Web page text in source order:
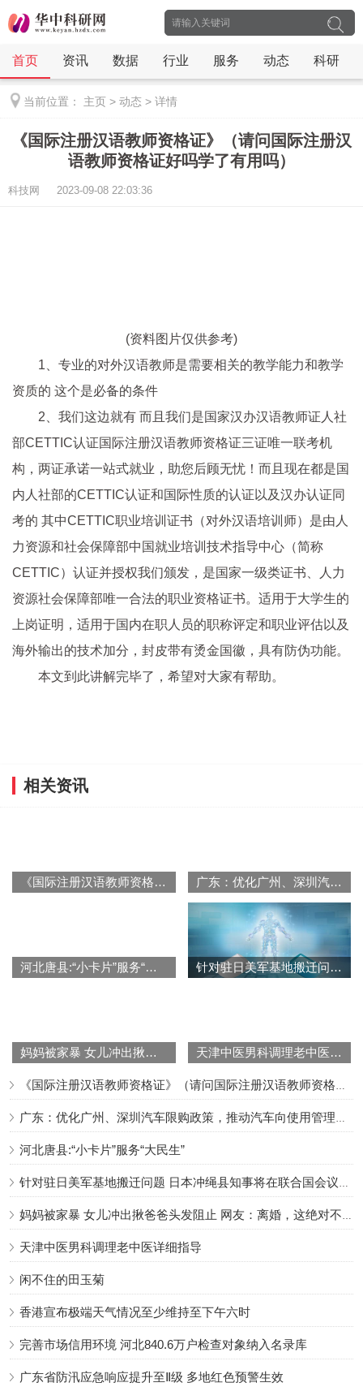
首页 资讯 数据 行业 服务 动态 科研
当前位置： 主页 > 动态 > 详情
《国际注册汉语教师资格证》（请问国际注册汉
语教师资格证好吗学了有用吗）
科技网 2023-09-08 22:03:36
(资料图片仅供参考)
1、专业的对外汉语教师是需要相关的教学能力和教学
资质的 这个是必备的条件
2、我们这边就有 而且我们是国家汉办汉语教师证人社
部CETTIC认证国际注册汉语教师资格证三证唯一联考机
构，两证承诺一站式就业，助您后顾无忧！而且现在都是国
内人社部的CETTIC认证和国际性质的认证以及汉办认证同
考的 其中CETTIC职业培训证书（对外汉语培训师）是由人
力资源和社会保障部中国就业培训技术指导中心（简称
CETTIC）认证并授权我们颁发，是国家一级类证书、人力
资源社会保障部唯一合法的职业资格证书。适用于大学生的
上岗证明，适用于国内在职人员的职称评定和职业评估以及
海外输出的技术加分，封皮带有烫金国徽，具有防伪功能。
本文到此讲解完毕了，希望对大家有帮助。
相关资讯
《国际注册汉语教师资格证》（请问国际注册汉语教师资格证好吗学了有用吗） 广东：优化广州、深圳汽车限购政策，推动汽车向使用管理转变
河北唐县:“小卡片”服务“大民生” 针对驻日美军基地搬迁问题 日本冲绳县知事将在联合国会议上发表演讲
妈妈被家暴 女儿冲出揪爸爸头发阻止 网友：离婚，这绝对不是最后一次 天津中医男科调理老中医详细指导
《国际注册汉语教师资格证》（请问国际注册汉语教师资格证好吗学了有用吗）
广东：优化广州、深圳汽车限购政策，推动汽车向使用管理转变
河北唐县:“小卡片”服务“大民生”
针对驻日美军基地搬迁问题 日本冲绳县知事将在联合国会议上发表演讲
妈妈被家暴 女儿冲出揪爸爸头发阻止 网友：离婚，这绝对不是最后一次
天津中医男科调理老中医详细指导
闲不住的田玉菊
香港宣布极端天气情况至少维持至下午六时
完善市场信用环境 河北840.6万户检查对象纳入名录库
广东省防汛应急响应提升至Ⅱ级 多地红色预警生效